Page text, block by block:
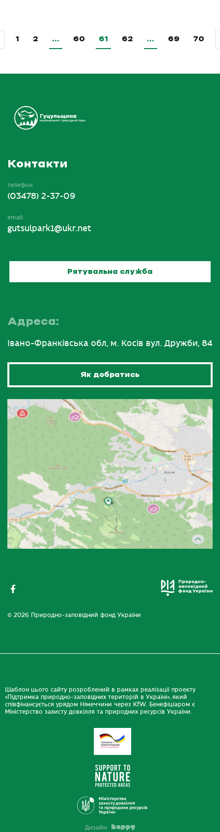
1 2 … 60 61 62 … 69 70
Контакти
телефон
(03478) 2-37-09
email
gutsulpark1@ukr.net
Рятувальна служба
Адреса:
Івано-Франківська обл, м. Косів вул. Дружби, 84
Як добратись
© 2026 Природно-заповідний фонд України
Шаблон цього сайту розроблений в рамках реалізації проекту
«Підтримка природно-заповідних територій в Україні», який
співфінансується урядом Німеччини через KfW. Бенефіціаром є
Міністерство захисту довкілля та природних ресурсів України.
Дизайн